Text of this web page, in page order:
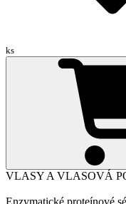
ks
VLASY A VLASOVÁ
Enzymatické proteínové